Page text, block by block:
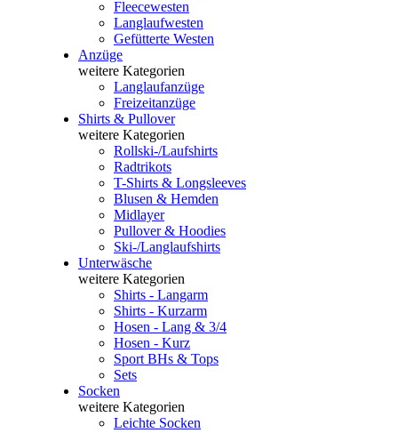
Fleecewesten
Langlaufwesten
Gefütterte Westen
Anzüge
weitere Kategorien
Langlaufanzüge
Freizeitanzüge
Shirts & Pullover
weitere Kategorien
Rollski-/Laufshirts
Radtrikots
T-Shirts & Longsleeves
Blusen & Hemden
Midlayer
Pullover & Hoodies
Ski-/Langlaufshirts
Unterwäsche
weitere Kategorien
Shirts - Langarm
Shirts - Kurzarm
Hosen - Lang & 3/4
Hosen - Kurz
Sport BHs & Tops
Sets
Socken
weitere Kategorien
Leichte Socken